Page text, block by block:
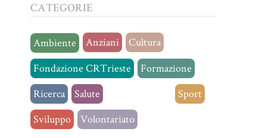
CATEGORIE
Ambiente Anziani
Cultura
Fondazione CRTrieste
Formazione
Ricerca
Salute
Sport
Sviluppo
Volontariato